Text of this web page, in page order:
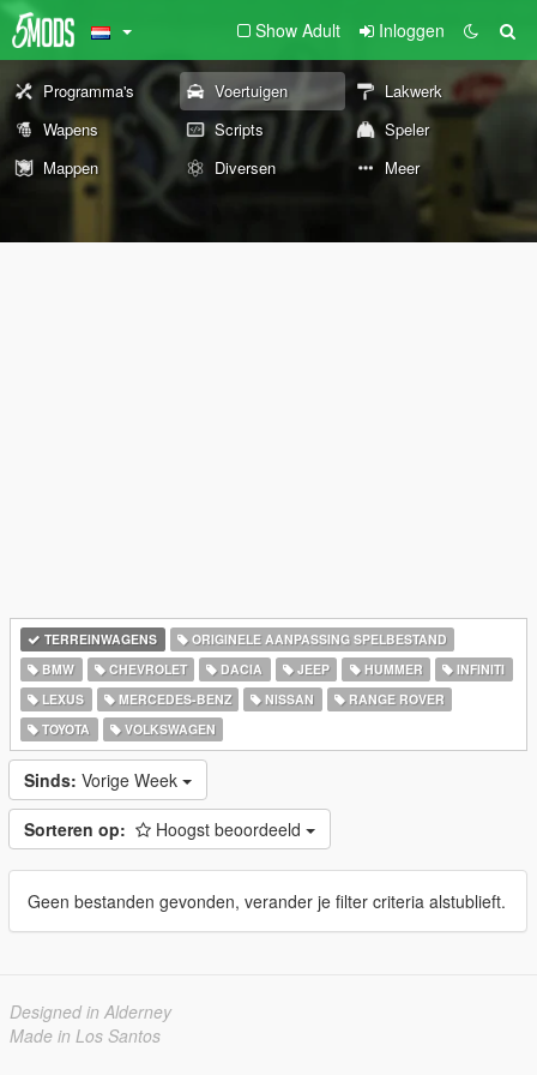
Show Adult Inloggen
Programma's Voertuigen
Lakwerk
Wapens
Scripts
Speler
Mappen
Diversen Meer
TERREINWAGENS
ORIGINELE AANPASSING SPELBESTAND
BMW
CHEVROLET DACIA JEEP HUMMER
INFINITI
LEXUS
MERCEDES-BENZ NISSAN
RANGE ROVER
TOYOTA
VOLKSWAGEN
Sinds: Vorige Week
Sorteren op: Hoogst beoordeeld
Geen bestanden gevonden, verander je filter criteria alstublieft.
Designed in Alderney
Made in Los Santos